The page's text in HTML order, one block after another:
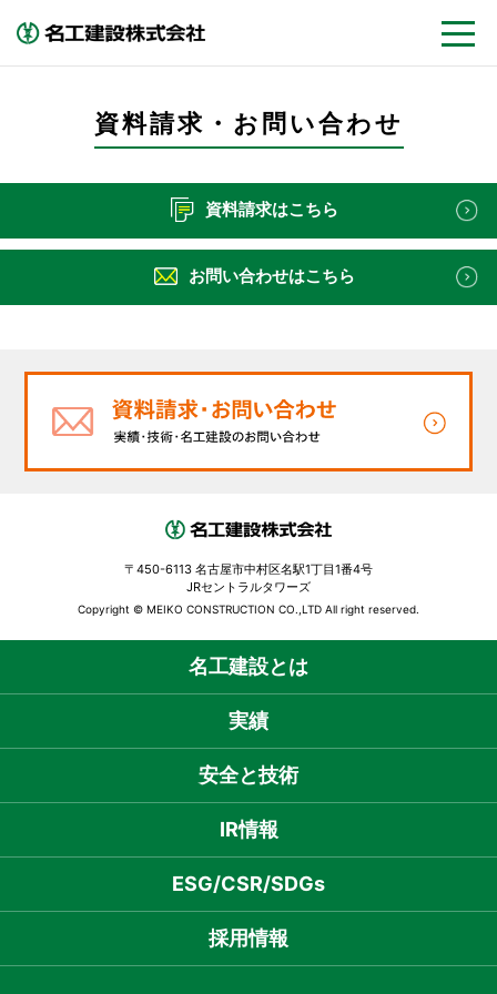
資料請求・お問い合わせ
資料請求はこちら
お問い合わせはこちら
〒450-6113 名古屋市中村区名駅1丁目1番4号
JRセントラルタワーズ
Copyright © MEIKO CONSTRUCTION CO.,LTD All right reserved.
名工建設とは
実績
安全と技術
IR情報
ESG/CSR/SDGs
採用情報